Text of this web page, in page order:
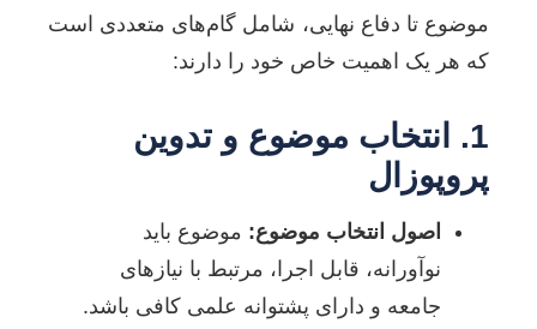
موضوع تا دفاع نهایی، شامل گام‌های متعددی است
که هر یک اهمیت خاص خود را دارند:
1. انتخاب موضوع و تدوین
پروپوزال
اصول انتخاب موضوع: موضوع باید
نوآورانه، قابل اجرا، مرتبط با نیازهای
جامعه و دارای پشتوانه علمی کافی باشد.